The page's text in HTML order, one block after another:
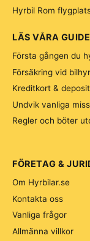
Hyrbil Rom
LÄS VÅRA
Första gången du
Försäkring vid
Kreditkort &
Undvik vanliga
Regler och böter
FÖRETAG &
Om Hyrbilar.se
Kontakta oss
Vanliga frågor
Allmänna villkor